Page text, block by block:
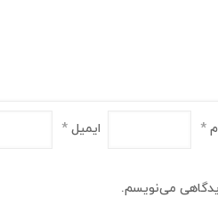
* ایمیل*
می‌نویسم.